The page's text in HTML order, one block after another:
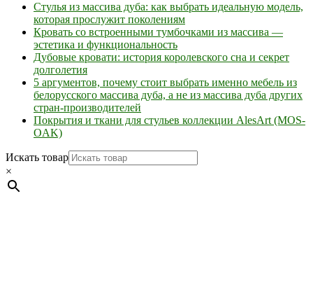
Стулья из массива дуба: как выбрать идеальную модель,
которая прослужит поколениям
Кровать со встроенными тумбочками из массива —
эстетика и функциональность
Дубовые кровати: история королевского сна и секрет
долголетия
5 аргументов, почему стоит выбрать именно мебель из
белорусского массива дуба, а не из массива дуба других
стран-производителей
Покрытия и ткани для стульев коллекции AlesArt (MOS-
OAK)
Искать товар
×